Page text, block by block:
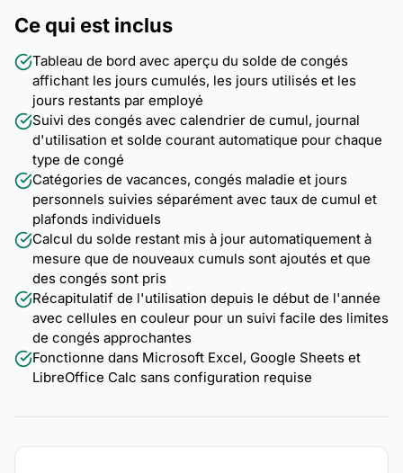
Ce qui est inclus
Tableau de bord avec aperçu du solde de congés
affichant les jours cumulés, les jours utilisés et les
jours restants par employé
Suivi des congés avec calendrier de cumul, journal
d'utilisation et solde courant automatique pour chaque
type de congé
Catégories de vacances, congés maladie et jours
personnels suivies séparément avec taux de cumul et
plafonds individuels
Calcul du solde restant mis à jour automatiquement à
mesure que de nouveaux cumuls sont ajoutés et que
des congés sont pris
Récapitulatif de l'utilisation depuis le début de l'année
avec cellules en couleur pour un suivi facile des limites
de congés approchantes
Fonctionne dans Microsoft Excel, Google Sheets et
LibreOffice Calc sans configuration requise